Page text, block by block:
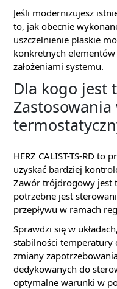
Jeśli modernizujesz
to, jak obecnie
uszczelnienie płaskie
konkretnych
założeniami systemu.
Dla kogo jest
HERZ CALIST-TS-RD to
uzyskać bardziej
Zawór trójdrogowy jest
potrzebne jest
przepływu w ramach
Sprawdzi się w
stabilności temperatury
zmiany
dedykowanych do
optymalne warunki w